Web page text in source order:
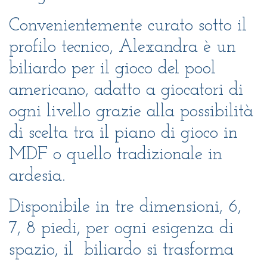
Convenientemente curato sotto il
profilo tecnico, Alexandra è un
biliardo per il gioco del pool
americano, adatto a giocatori di
ogni livello grazie alla possibilità
di scelta tra il piano di gioco in
MDF o quello tradizionale in
ardesia.
Disponibile in tre dimensioni, 6,
7, 8 piedi, per ogni esigenza di
spazio, il biliardo si trasforma